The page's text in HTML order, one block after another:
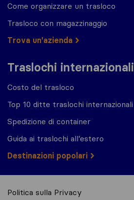
Come organizzare un trasloco
Trasloco con magazzinaggio
Trova un'azienda
Traslochi internazionali
Costo del trasloco
Top 10 ditte traslochi internazionali
Spedizione di container
Guida ai traslochi all’estero
Destinazioni popolari
Politica sulla Privacy